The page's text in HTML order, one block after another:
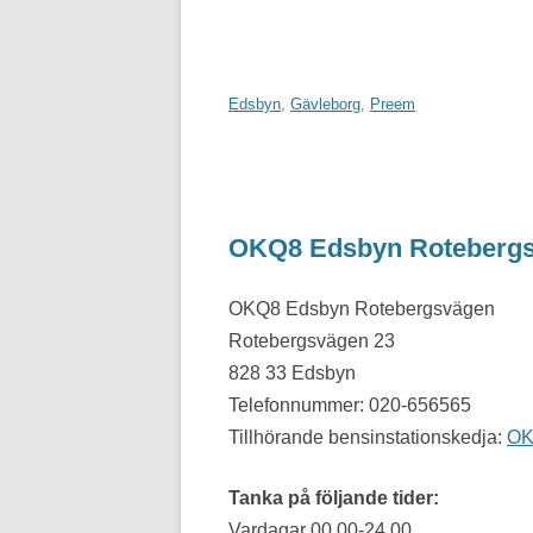
Edsbyn, Gävleborg, Preem
OKQ8 Edsbyn
OKQ8 Edsbyn Rotebergsvägen
Rotebergsvägen 23
828 33 Edsbyn
Telefonnummer: 020-656565
Tillhörande bensinstationskedja:
Tanka på följande tider: